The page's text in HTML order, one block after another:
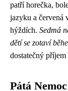
patří horečka,
jazyku a červená
hýždích. Sedmá
dětí se zotaví
dostatečný
Pátá